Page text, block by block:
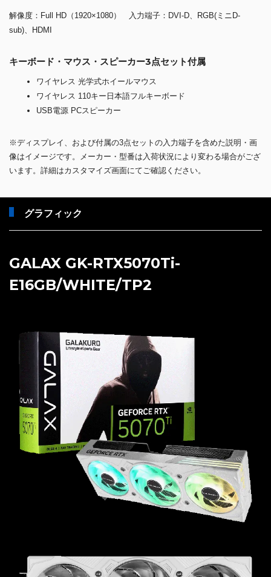
解像度：Full HD（1920×1080） 入力端子：DVI-D、RGB(ミニD-
sub)、HDMI
キーボード・マウス・スピーカー3点セット付属
ワイヤレス 光学式ホイールマウス
ワイヤレス 110キー日本語フルキーボード
USB電源 PCスピーカー
※ディスプレイ、および付属の3点セットの入力端子を含めた説明・画
像はイメージです。メーカー・型番は入荷状況により変わる場合がござ
います。詳細はカスタマイズ画面にてご確認ください。
グラフィック
GALAX GK-RTX5070Ti-
E16GB/WHITE/TP2